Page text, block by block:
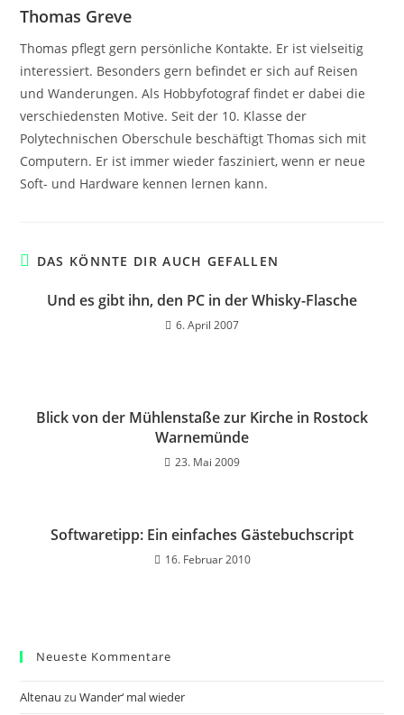
Thomas Greve
Thomas pflegt gern persönliche Kontakte. Er ist vielseitig
interessiert. Besonders gern befindet er sich auf Reisen
und Wanderungen. Als Hobbyfotograf findet er dabei die
verschiedensten Motive. Seit der 10. Klasse der
Polytechnischen Oberschule beschäftigt Thomas sich mit
Computern. Er ist immer wieder fasziniert, wenn er neue
Soft- und Hardware kennen lernen kann.
DAS KÖNNTE DIR AUCH GEFALLEN
Und es gibt ihn, den PC in der Whisky-Flasche
6. April 2007
Blick von der Mühlenstaße zur Kirche in Rostock
Warnemünde
23. Mai 2009
Softwaretipp: Ein einfaches Gästebuchscript
16. Februar 2010
Neueste Kommentare
Altenau zuWander‘ mal wieder